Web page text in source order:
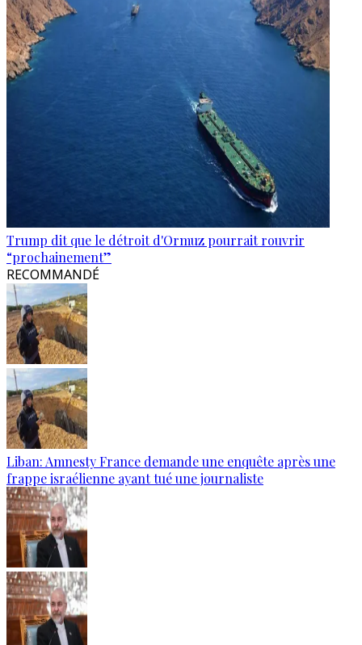
Trump dit que le détroit d'Ormuz pourrait rouvrir
“prochainement”
RECOMMANDÉ
Liban: Amnesty France demande une enquête après une
frappe israélienne ayant tué une journaliste